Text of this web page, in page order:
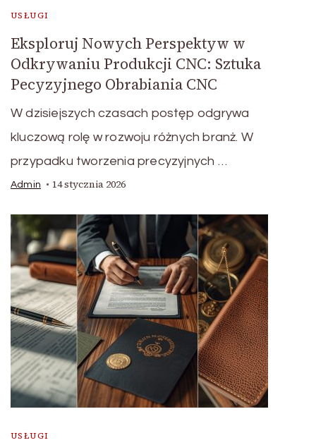
USŁUGI
Eksploruj Nowych Perspektyw w
Odkrywaniu Produkcji CNC: Sztuka
Pecyzyjnego Obrabiania CNC
W dzisiejszych czasach postęp odgrywa
kluczową rolę w rozwoju różnych branż. W
przypadku tworzenia precyzyjnych …
Admin 14 stycznia 2026
USŁUGI